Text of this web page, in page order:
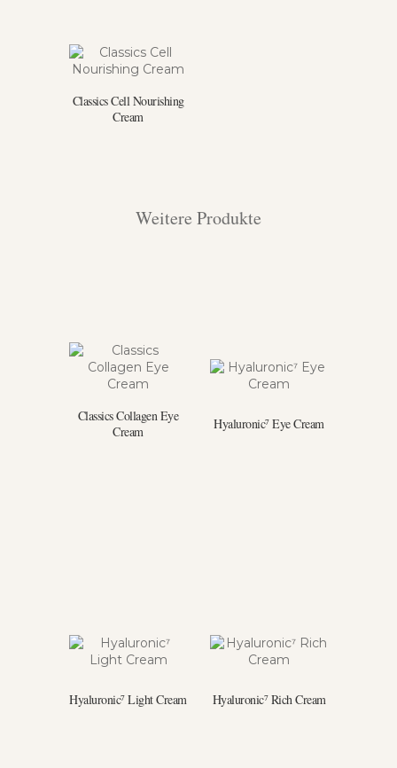
Classics Cell Nourishing
Cream
Weitere Produkte
Classics Collagen Eye
Cream
Hyaluronic⁷ Eye Cream
Hyaluronic⁷ Light Cream Hyaluronic⁷ Rich Cream